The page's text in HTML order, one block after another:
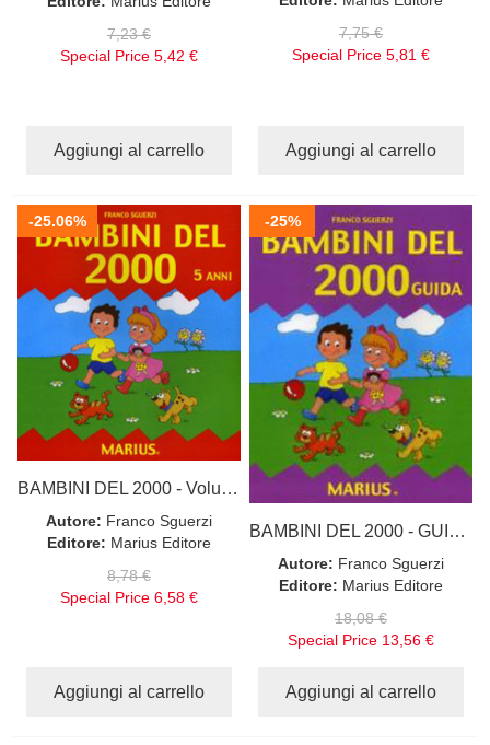
7,23 €
Special Price 5,42 €
Aggiungi al carrello
7,75 €
Special Price 5,81 €
Aggiungi al carrello
-25.06%
Autore: Franco Sguerzi
Editore: Marius Editore
8,78 €
Special Price 6,58 €
Aggiungi al carrello
-25%
BAMBINI DEL 2000 - GUIDA
Autore: Franco Sguerzi
Editore: Marius Editore
18,08 €
Special Price 13,56 €
Aggiungi al carrello